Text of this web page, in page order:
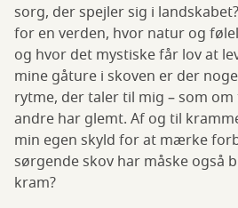
sorg, der spejler sig i
for en verden, hvor natur og
og hvor det mystiske får lov at
mine gåture i skoven er der
rytme, der taler til mig – som
andre har glemt. Af og til
min egen skyld for at mærke
sørgende skov har måske også
kram?